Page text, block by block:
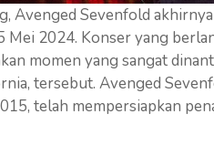
Avenged Sevenfold
Mei 2024. Konser yang
momen yang sangat
tersebut. Avenged
telah mempersiapkan